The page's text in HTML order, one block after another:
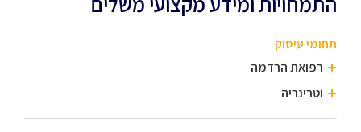
תחומי עיסוק
רפואת הרדמה
וטרינריה